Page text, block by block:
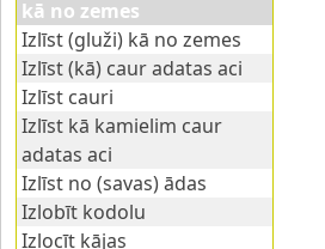
kā no zemes
Izlīst (gluži) kā no zemes
Izlīst (kā) caur adatas aci
Izlīst cauri
Izlīst kā kamielim caur
adatas aci
Izlīst no (savas) ādas
Izlobīt kodolu
Izlocīt kājas